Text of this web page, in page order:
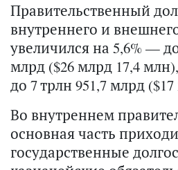
Правительственный
внутреннего и
увеличился на 5,6% —
млрд ($26 млрд 17,4
до 7 трлн 951,7 млрд
Во внутреннем
основная часть
государственные